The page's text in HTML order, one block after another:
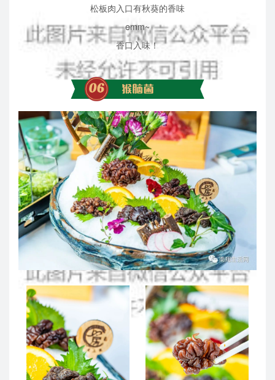
松板肉入口有秋葵的香味
emm~
香口入味！